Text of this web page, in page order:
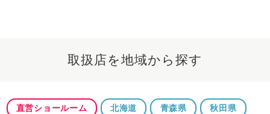
取扱店を地域から探す
直営ショールーム 北海道 青森県 秋田県